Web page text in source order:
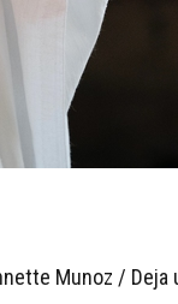
Munoz / Deja